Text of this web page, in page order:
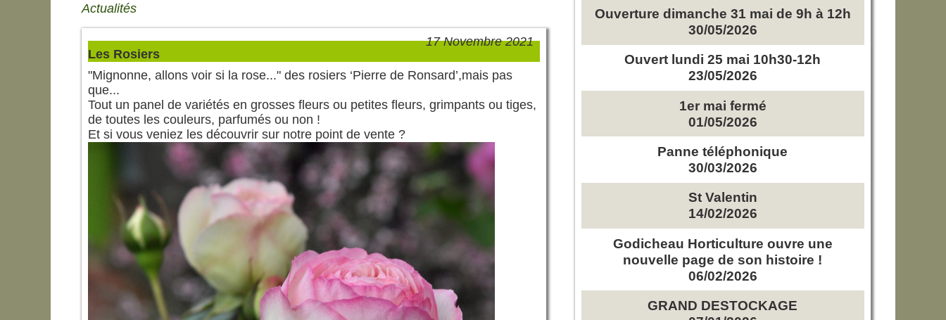
Ouverture dimanche 31 mai de 9h à 12h
30/05/2026
Ouvert lundi 25 mai 10h30-12h
23/05/2026
1er mai fermé
01/05/2026
Panne téléphonique
30/03/2026
St Valentin
14/02/2026
Godicheau Horticulture ouvre une
nouvelle page de son histoire !
06/02/2026
GRAND DESTOCKAGE
Actualités
17 Novembre 2021
Les Rosiers
"Mignonne, allons voir si la rose..." des rosiers ‘Pierre de Ronsard’,mais pas
que...
Tout un panel de variétés en grosses fleurs ou petites fleurs, grimpants ou tiges,
de toutes les couleurs, parfumés ou non !
Et si vous veniez les découvrir sur notre point de vente ?